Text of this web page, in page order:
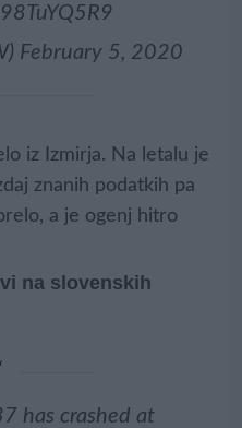
February 5, 2020
iz Izmirja. Na letalu je
znanih podatkih pa
a je ogenj hitro
na slovenskih
has crashed at